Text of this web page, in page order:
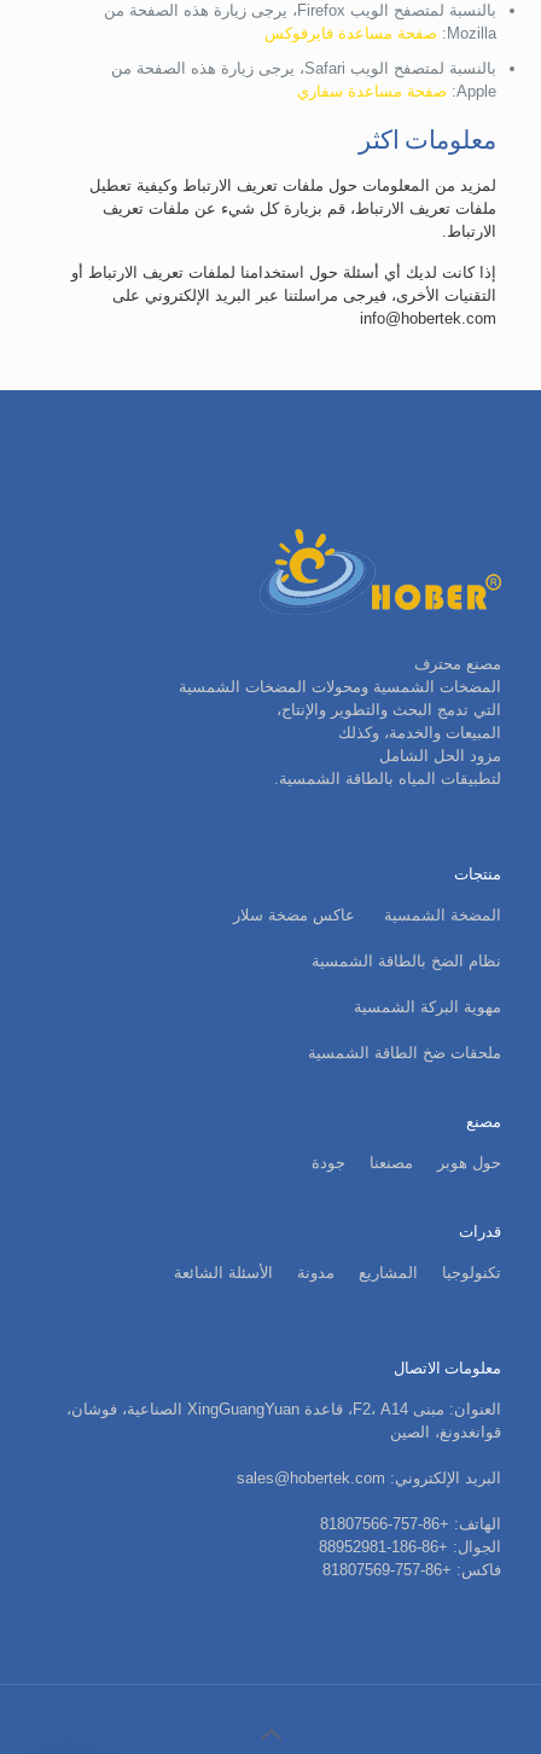
بالنسبة لمتصفح الويب Firefox، يرجى زيارة هذه الصفحة من
Mozilla:
صفحة مساعدة فايرفوكس
بالنسبة لمتصفح الويب Safari، يرجى زيارة هذه الصفحة من
Apple:
صفحة مساعدة سفاري
معلومات اكثر
لمزيد من المعلومات حول ملفات تعريف الارتباط وكيفية تعطيل
ملفات تعريف الارتباط، قم بزيارة كل شيء عن ملفات تعريف
الارتباط.
إذا كانت لديك أي أسئلة حول استخدامنا لملفات تعريف الارتباط أو
التقنيات الأخرى، فيرجى مراسلتنا عبر البريد الإلكتروني على
info@hobertek.com
مصنع محترف
المضخات الشمسية ومحولات المضخات الشمسية
التي تدمج البحث والتطوير والإنتاج،
المبيعات والخدمة، وكذلك
مزود الحل الشامل
لتطبيقات المياه بالطاقة الشمسية.
منتجات
المضخة الشمسية عاكس مضخة سلار
نظام الضخ بالطاقة الشمسية
مهوية البركة الشمسية
ملحقات ضخ الطاقة الشمسية
مصنع
حول هوبر مصنعنا جودة
قدرات
تكنولوجيا المشاريع مدونة الأسئلة الشائعة
معلومات الاتصال
العنوان: مبنى F2، A14، قاعدة XingGuangYuan الصناعية، فوشان،
قوانغدونغ، الصين
البريد الإلكتروني: sales@hobertek.com
الهاتف: +86-757-81807566
الجوال: +86-186-88952981
فاكس: +86-757-81807569